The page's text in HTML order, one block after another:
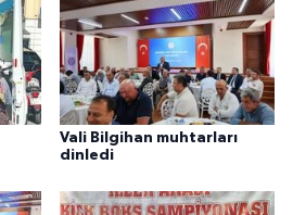
Vali Bilgihan muhtarları
dinledi